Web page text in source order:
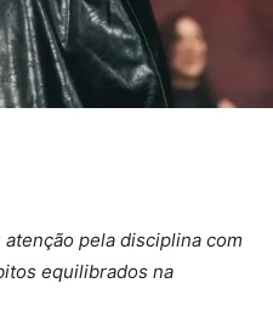
pela disciplina com
equilibrados na